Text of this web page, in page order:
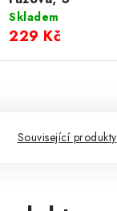
Skladem
229 Kč
Související produkty